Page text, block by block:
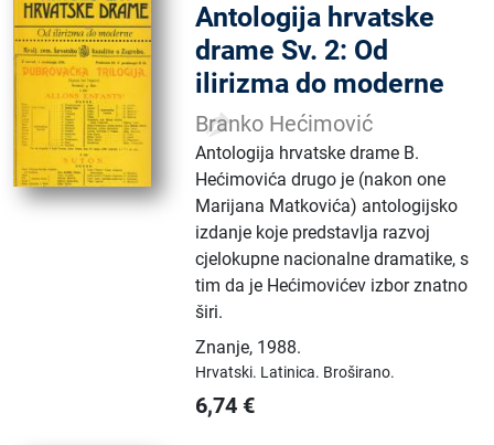
Antologija hrvatske
drame Sv. 2: Od
ilirizma do moderne
Branko Hećimović
Antologija hrvatske drame B.
Hećimovića drugo je (nakon one
Marijana Matkovića) antologijsko
izdanje koje predstavlja razvoj
cjelokupne nacionalne dramatike, s
tim da je Hećimovićev izbor znatno
širi.
Znanje, 1988.
Hrvatski. Latinica. Broširano.
6,74 €